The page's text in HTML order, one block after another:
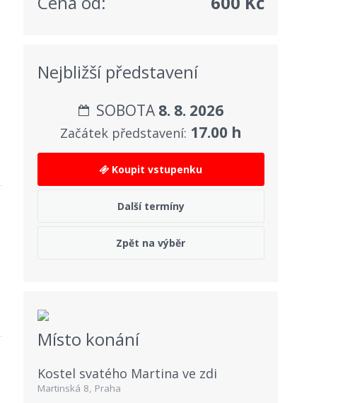
Nejbližší představení
SOBOTA 8. 8. 2026
Začátek představení: 17.00 h
Koupit vstupenku
Další termíny
Zpět na výběr
Místo konání
Kostel svatého Martina ve zdi
Martinská 8, Praha